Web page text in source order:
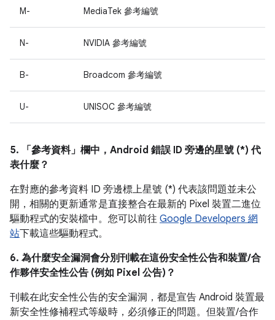
M- MediaTek 參考編號
N- NVIDIA 參考編號
B- Broadcom 參考編號
U- UNISOC 參考編號
5. 「參考資料」 欄中，Android 錯誤 ID 旁邊的星號 (*) 代
表什麼？
在對應的參考資料 ID 旁邊標上星號 (*) 代表該問題並未公
開，相關的更新通常是直接整合在最新的 Pixel 裝置二進位
驅動程式的安裝檔中。您可以前往 Google Developers 網
站下載這些驅動程式。
6. 為什麼安全漏洞會分別刊載在這份安全性公告和裝置/合
作夥伴安全性公告 (例如 Pixel 公告)？
刊載在此安全性公告的安全漏洞，都是宣告 Android 裝置最
新安全性修補程式等級時，必須修正的問題。但裝置/合作